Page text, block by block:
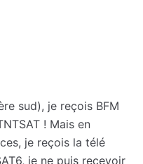
sud), je reçois BFM
! Mais en
je reçois la télé
je ne puis recevoir